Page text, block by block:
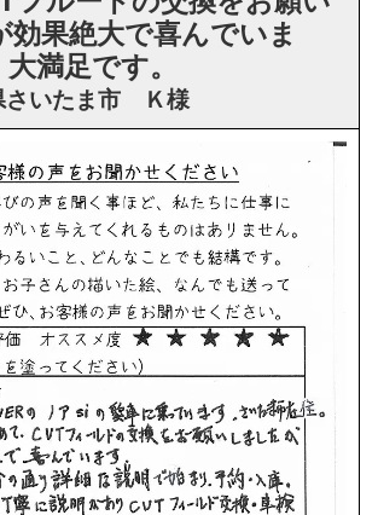
効果絶大で喜んでいま
満足です。
いたま市 Ｋ様